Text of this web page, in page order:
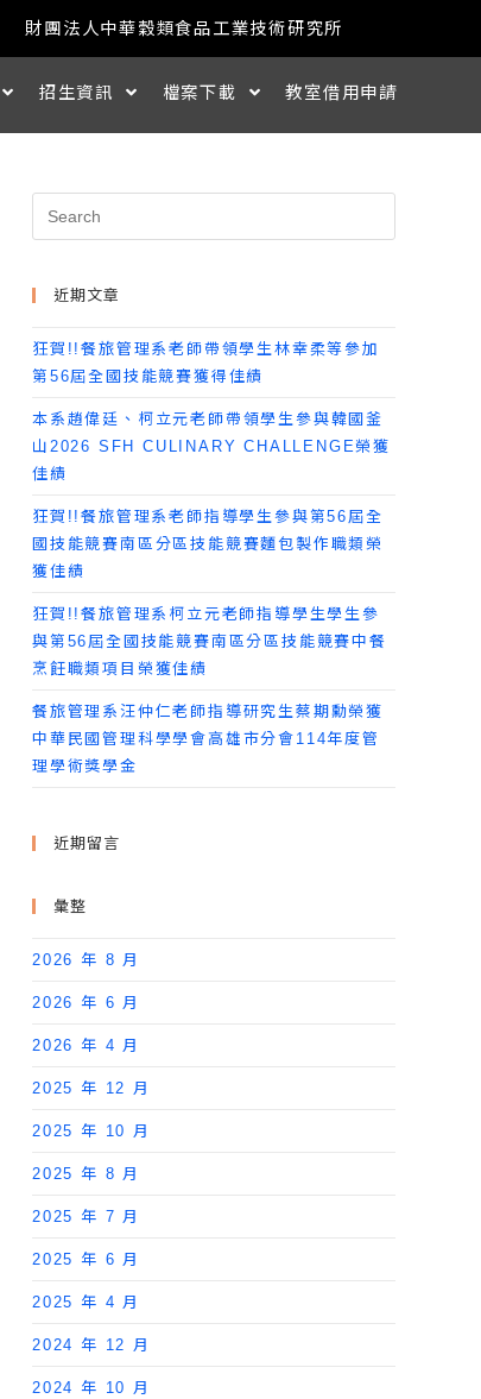
財團法人中華穀類食品工業技術研究所
招生資訊 檔案下載 教室借用申請
近期文章
狂賀!!餐旅管理系老師帶領學生林幸柔等參加
第56屆全國技能競賽獲得佳績
本系趙偉廷、柯立元老師帶領學生參與韓國釜
山2026 SFH CULINARY CHALLENGE榮獲
佳績
狂賀!!餐旅管理系老師指導學生參與第56屆全
國技能競賽南區分區技能競賽麵包製作職類榮
獲佳績
狂賀!!餐旅管理系柯立元老師指導學生學生參
與第56屆全國技能競賽南區分區技能競賽中餐
烹飪職類項目榮獲佳績
餐旅管理系汪仲仁老師指導研究生蔡期勳榮獲
中華民國管理科學學會高雄市分會114年度管
理學術獎學金
近期留言
彙整
2026 年 8 月
2026 年 6 月
2026 年 4 月
2025 年 12 月
2025 年 10 月
2025 年 8 月
2025 年 7 月
2025 年 6 月
2025 年 4 月
2024 年 12 月
2024 年 10 月